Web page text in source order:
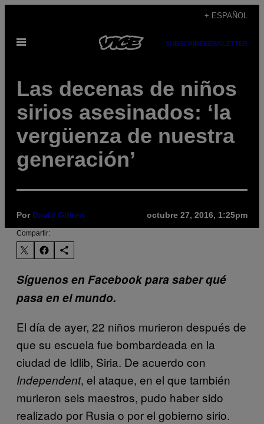
contenido
+ ESPAÑOL
Abrir
SUBSCRIBENEWSLETTER
Las decenas de niños
sirios asesinados: ‘la
vergüenza de nuestra
generación’
Por David Gilbert octubre 27, 2016, 1:25pm
Compartir:
Síguenos en Facebook para saber qué
pasa en el mundo.
El día de ayer, 22 niños murieron después de
que su escuela fue bombardeada en la
ciudad de Idlib, Siria. De acuerdo con
Independent, el ataque, en el que también
murieron seis maestros, pudo haber sido
realizado por Rusia o por el gobierno sirio.